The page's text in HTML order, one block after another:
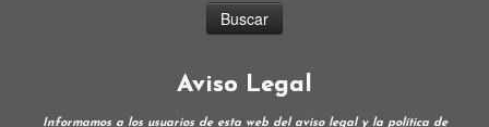
Aviso Legal
Informamos a los usuarios de esta web del aviso legal y la política de